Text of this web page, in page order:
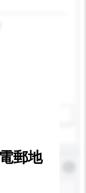
* 必須填寫
郵地